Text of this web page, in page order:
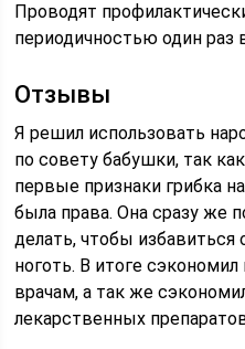
Проводят
периодичностью один раз
Отзывы
Я решил использовать
по совету бабушки, так
первые признаки грибка
была права. Она сразу же
делать, чтобы избавиться
ноготь. В итоге
врачам, а так же
лекарственных